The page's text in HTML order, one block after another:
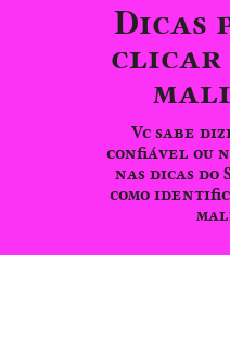
Dicas
clicar
Vc sabe
confiável ou
nas dicas do
como